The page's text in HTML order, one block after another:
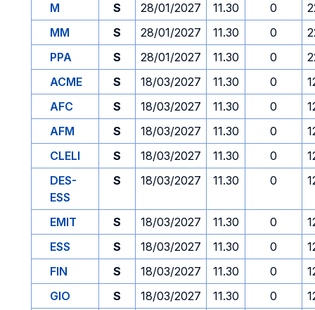
M
S 28/01/2027 11.30 0
MM
S 28/01/2027 11.30 0
PPA
S 28/01/2027 11.30 0
ACME
S 18/03/2027 11.30 0
AFC
S 18/03/2027 11.30 0
AFM
S 18/03/2027 11.30 0
CLELI
S 18/03/2027 11.30 0
DES-
ESS
S 18/03/2027 11.30 0
EMIT S 18/03/2027 11.30 0
ESS
S 18/03/2027 11.30 0
FIN
S 18/03/2027 11.30 0
GIO
S 18/03/2027 11.30 0